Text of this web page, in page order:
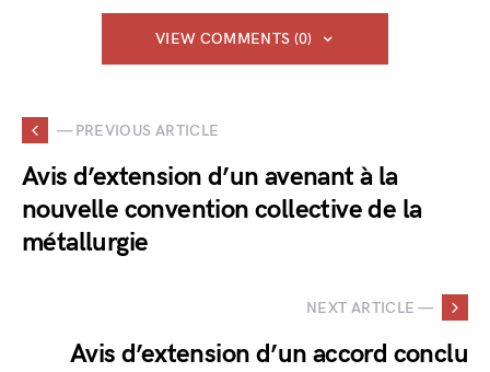
VIEW COMMENTS (0)
— PREVIOUS ARTICLE
Avis d’extension d’un avenant à la
nouvelle convention collective de la
métallurgie
NEXT ARTICLE —
Avis d’extension d’un accord conclu